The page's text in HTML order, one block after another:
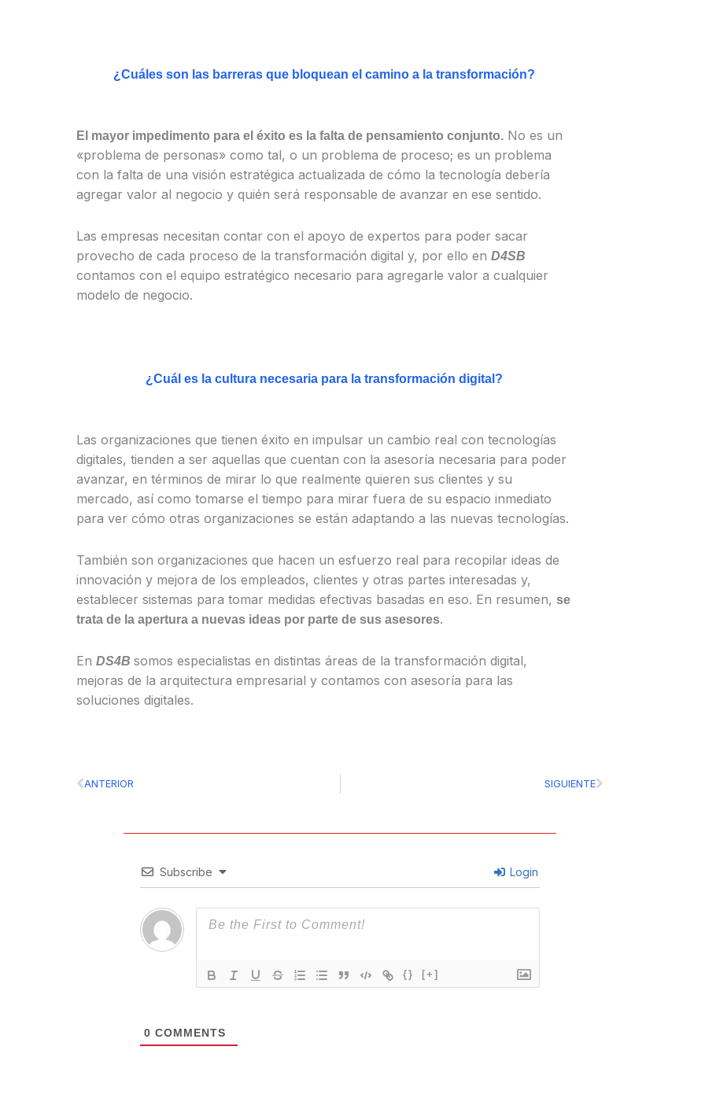
¿Cuáles son las barreras que bloquean el camino a la transformación?
El mayor impedimento para el éxito es la falta de pensamiento conjunto. No es un
«problema de personas» como tal, o un problema de proceso; es un problema
con la falta de una visión estratégica actualizada de cómo la tecnología debería
agregar valor al negocio y quién será responsable de avanzar en ese sentido.
Las empresas necesitan contar con el apoyo de expertos para poder sacar
provecho de cada proceso de la transformación digital y, por ello en D4SB
contamos con el equipo estratégico necesario para agregarle valor a cualquier
modelo de negocio.
¿Cuál es la cultura necesaria para la transformación digital?
Las organizaciones que tienen éxito en impulsar un cambio real con tecnologías
digitales, tienden a ser aquellas que cuentan con la asesoría necesaria para poder
avanzar, en términos de mirar lo que realmente quieren sus clientes y su
mercado, así como tomarse el tiempo para mirar fuera de su espacio inmediato
para ver cómo otras organizaciones se están adaptando a las nuevas tecnologías.
También son organizaciones que hacen un esfuerzo real para recopilar ideas de
innovación y mejora de los empleados, clientes y otras partes interesadas y,
establecer sistemas para tomar medidas efectivas basadas en eso. En resumen, se
trata de la apertura a nuevas ideas por parte de sus asesores.
En DS4B somos especialistas en distintas áreas de la transformación digital,
mejoras de la arquitectura empresarial y contamos con asesoría para las
soluciones digitales.
Prev
ANTERIOR SIGUIENTENext
Subscribe Login
{} [+]
0 COMMENTS